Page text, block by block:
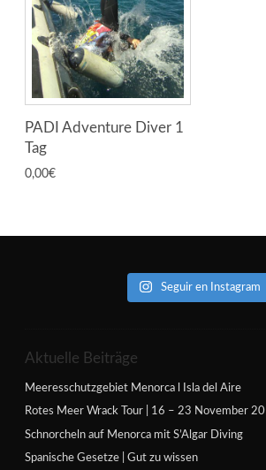
PADI Adventure Diver 1
Tag
0,00€
Seguir en Instagram
Aktuelle Beiträge
Meeresschutzgebiet Menorca l Isla del Aire
Rotes Meer Wrack Tour | 16 – 23 November
Schnorcheln auf Menorca mit S’Algar Diving
Spanische Gesetze | Gut zu wissen